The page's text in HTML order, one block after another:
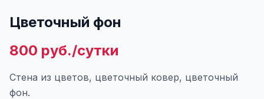
Цветочный фон
800 руб./сутки
Стена из цветов, цветочный ковер, цветочный
фон.